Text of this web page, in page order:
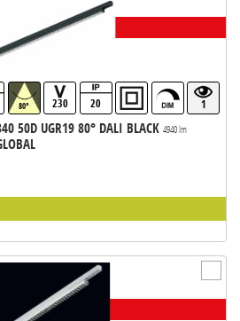
80° 230 20 1
50D UGR19 80° DALI BLACK 4940 lm